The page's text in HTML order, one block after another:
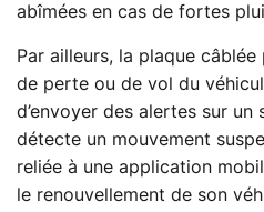
abîmées en cas de fortes
Par ailleurs, la plaque
de perte ou de vol du
d’envoyer des alertes sur un
détecte un mouvement
reliée à une application
le renouvellement de son